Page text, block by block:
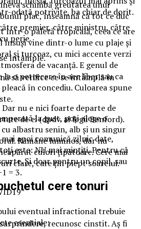
schimbă greutatea unui
plac, înseamnă că tot ce duc
premier, către ministru, către
perje.
întâmple.
să verifice ce se întâmplă în
Dar nu e nici foarte departe de
de ei (dpdv. al legii Benford).
apoi comunică zilnic date,
este: NU mai mințiți. Pentru că
Și doar pentru un copil, sau
= 3.
eventual infractional trebuie
esentiale:
odată potrivite, ba chiar de dorit.
într-o paletă tropicală, ceea ce are
însuși vine dintr-o lume cu plaje și
și turcoaz, cu mici accente verzi
de vacanță. E genul de
o petrecere în aer liber sau ca
în concediu. Culoarea spune
la gust, poți alege o
albastru senin, alb și un singur
Rămâne luminos, dar nu
culori țipătoare. Cere mai
clare, care țin piept soarelui.
cere tonuri
recunosc cinstit. Aș fi